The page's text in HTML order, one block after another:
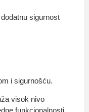
sigurnost
i sigurnošću.
visok nivo
funkcionalnosti,